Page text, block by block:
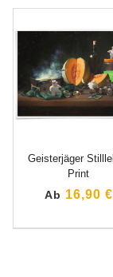
Geisterjäger
Print
Ab 16,90 €